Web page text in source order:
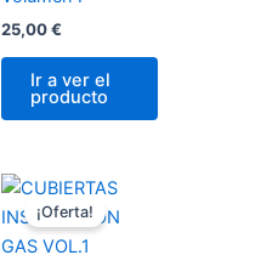
25,00€
Ir a ver el
producto
¡Oferta!
El
precio
original
era: